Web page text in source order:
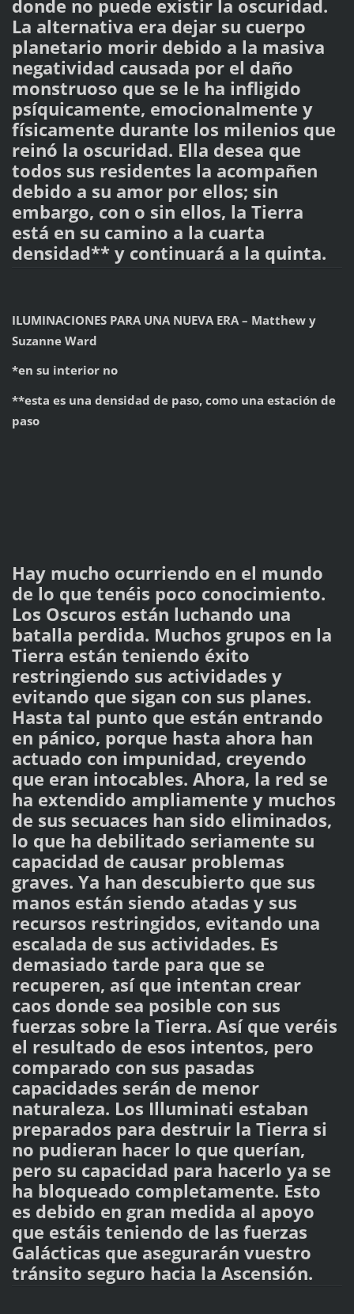
donde no puede existir la oscuridad.
La alternativa era dejar su cuerpo
planetario morir debido a la masiva
negatividad causada por el daño
monstruoso que se le ha infligido
psíquicamente, emocionalmente y
físicamente durante los milenios que
reinó la oscuridad. Ella desea que
todos sus residentes la acompañen
debido a su amor por ellos; sin
embargo, con o sin ellos, la Tierra
está en su camino a la cuarta
densidad** y continuará a la quinta.
ILUMINACIONES PARA UNA NUEVA ERA – Matthew y
Suzanne Ward
*en su interior no
**esta es una densidad de paso, como una estación de
paso
Hay mucho ocurriendo en el mundo
de lo que tenéis poco conocimiento.
Los Oscuros están luchando una
batalla perdida. Muchos grupos en la
Tierra están teniendo éxito
restringiendo sus actividades y
evitando que sigan con sus planes.
Hasta tal punto que están entrando
en pánico, porque hasta ahora han
actuado con impunidad, creyendo
que eran intocables. Ahora, la red se
ha extendido ampliamente y muchos
de sus secuaces han sido eliminados,
lo que ha debilitado seriamente su
capacidad de causar problemas
graves. Ya han descubierto que sus
manos están siendo atadas y sus
recursos restringidos, evitando una
escalada de sus actividades. Es
demasiado tarde para que se
recuperen, así que intentan crear
caos donde sea posible con sus
fuerzas sobre la Tierra. Así que veréis
el resultado de esos intentos, pero
comparado con sus pasadas
capacidades serán de menor
naturaleza. Los Illuminati estaban
preparados para destruir la Tierra si
no pudieran hacer lo que querían,
pero su capacidad para hacerlo ya se
ha bloqueado completamente. Esto
es debido en gran medida al apoyo
que estáis teniendo de las fuerzas
Galácticas que asegurarán vuestro
tránsito seguro hacia la Ascensión.